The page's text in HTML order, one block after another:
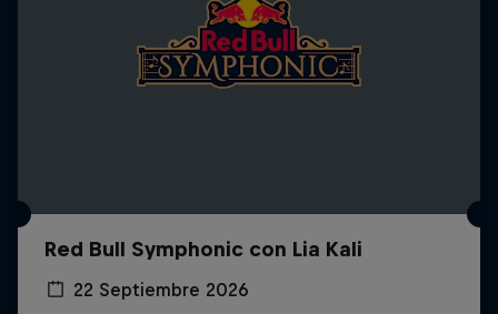
Red Bull Symphonic con Lia Kali
22 Septiembre 2026